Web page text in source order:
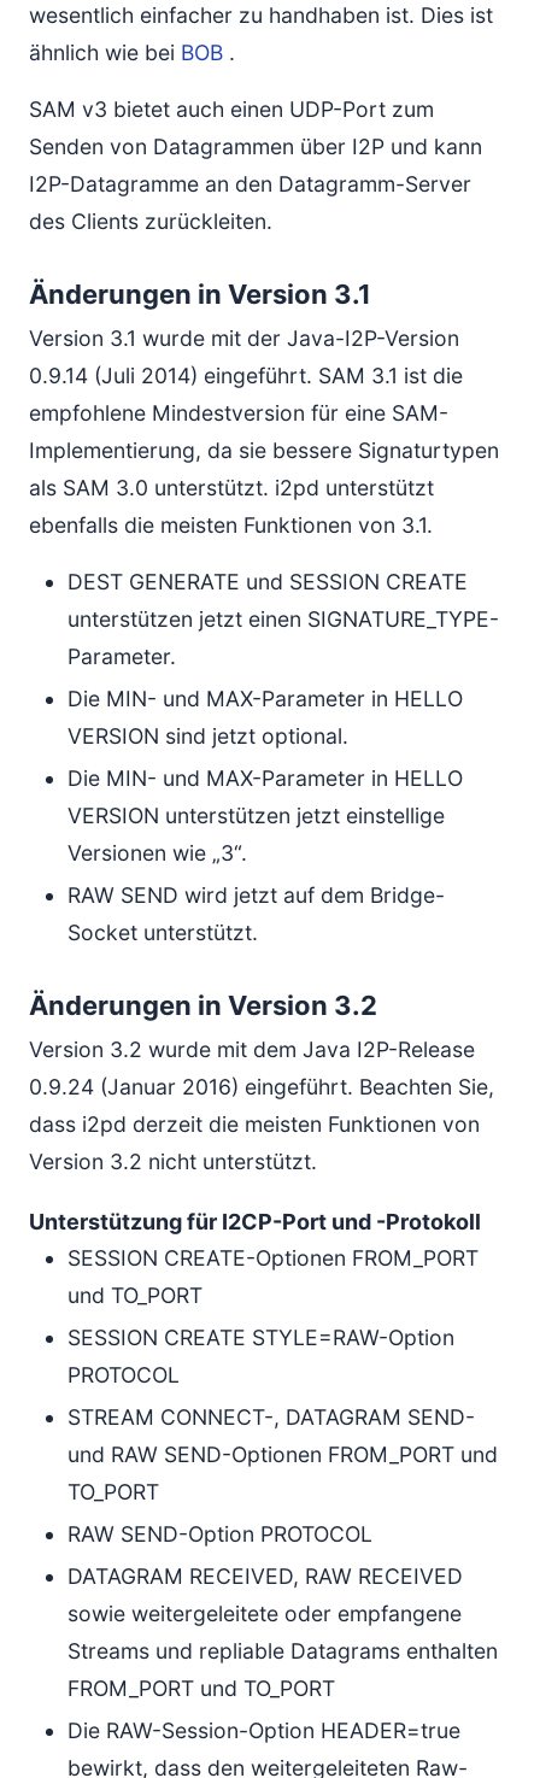
wesentlich einfacher zu handhaben ist. Dies ist
ähnlich wie bei BOB .
SAM v3 bietet auch einen UDP-Port zum
Senden von Datagrammen über I2P und kann
I2P-Datagramme an den Datagramm-Server
des Clients zurückleiten.
Änderungen in Version 3.1
Version 3.1 wurde mit der Java-I2P-Version
0.9.14 (Juli 2014) eingeführt. SAM 3.1 ist die
empfohlene Mindestversion für eine SAM-
Implementierung, da sie bessere Signaturtypen
als SAM 3.0 unterstützt. i2pd unterstützt
ebenfalls die meisten Funktionen von 3.1.
DEST GENERATE und SESSION CREATE
unterstützen jetzt einen SIGNATURE_TYPE-
Parameter.
Die MIN- und MAX-Parameter in HELLO
VERSION sind jetzt optional.
Die MIN- und MAX-Parameter in HELLO
VERSION unterstützen jetzt einstellige
Versionen wie „3“.
RAW SEND wird jetzt auf dem Bridge-
Socket unterstützt.
Änderungen in Version 3.2
Version 3.2 wurde mit dem Java I2P-Release
0.9.24 (Januar 2016) eingeführt. Beachten Sie,
dass i2pd derzeit die meisten Funktionen von
Version 3.2 nicht unterstützt.
Unterstützung für I2CP-Port und -Protokoll
SESSION CREATE-Optionen FROM_PORT
und TO_PORT
SESSION CREATE STYLE=RAW-Option
PROTOCOL
STREAM CONNECT-, DATAGRAM SEND-
und RAW SEND-Optionen FROM_PORT und
TO_PORT
RAW SEND-Option PROTOCOL
DATAGRAM RECEIVED, RAW RECEIVED
sowie weitergeleitete oder empfangene
Streams und repliable Datagrams enthalten
FROM_PORT und TO_PORT
Die RAW-Session-Option HEADER=true
bewirkt, dass den weitergeleiteten Raw-